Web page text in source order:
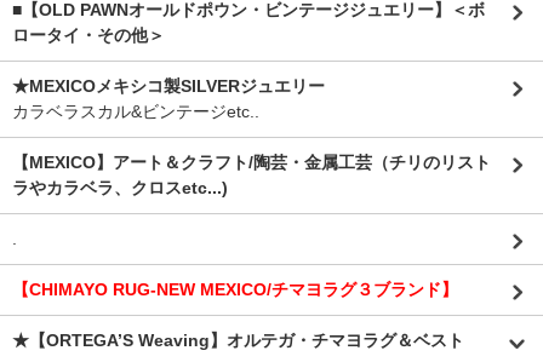
■【OLD PAWNオールドポウン・ビンテージジュエリー】＜ボ
ロータイ・その他＞
★MEXICOメキシコ製SILVERジュエリー
カラベラスカル&ビンテージetc..
【MEXICO】アート＆クラフト/陶芸・金属工芸（チリのリスト
ラやカラベラ、クロスetc...)
【CHIMAYO RUG-NEW MEXICO/チマヨラグ３ブランド】
★【ORTEGA’S Weaving】オルテガ・チマヨラグ＆ベスト